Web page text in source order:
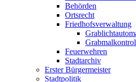
Behörden
Ortsrecht
Friedhofsverwaltung
Feuerwehren
Stadtarchiv
Erster Bürgermeister
Stadtpolitik